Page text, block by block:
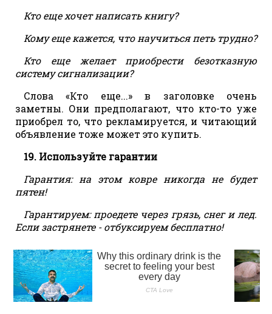
Кто еще хочет написать книгу?
Кому еще кажется, что научиться петь трудно?
Кто еще желает приобрести безотказную
систему сигнализации?
Слова «Кто еще...» в заголовке очень
заметны. Они предполагают, что кто-то уже
приобрел то, что рекламируется, и читающий
объявление тоже может это купить.
19. Используйте гарантии
Гарантия: на этом ковре никогда не будет
пятен!
Гарантируем: проедете через грязь, снег и лед.
Если застрянете - отбуксируем бесплатно!